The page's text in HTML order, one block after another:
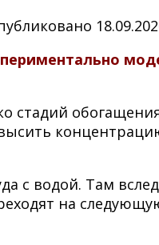
стадий
с водой. Там
на